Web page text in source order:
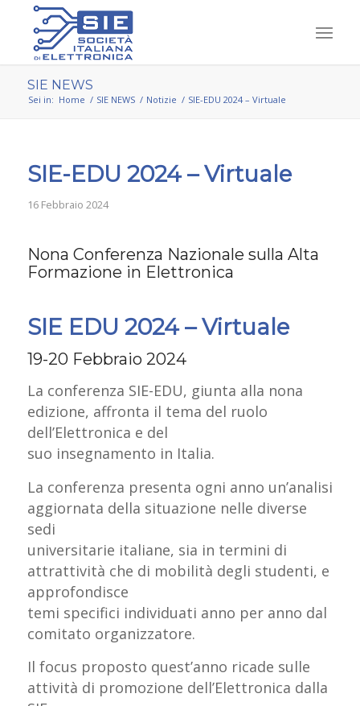
SIE NEWS
Sei in: Home / SIE NEWS / Notizie / SIE-EDU 2024 – Virtuale
SIE-EDU 2024 – Virtuale
16 Febbraio 2024
Nona Conferenza Nazionale sulla Alta
Formazione in Elettronica
SIE EDU 2024 – Virtuale
19-20 Febbraio 2024
La conferenza SIE-EDU, giunta alla nona
edizione, affronta il tema del ruolo
dell’Elettronica e del
suo insegnamento in Italia.
La conferenza presenta ogni anno un’analisi
aggiornata della situazione nelle diverse
sedi
universitarie italiane, sia in termini di
attrattività che di mobilità degli studenti, e
approfondisce
temi specifici individuati anno per anno dal
comitato organizzatore.
Il focus proposto quest’anno ricade sulle
attività di promozione dell’Elettronica dalla